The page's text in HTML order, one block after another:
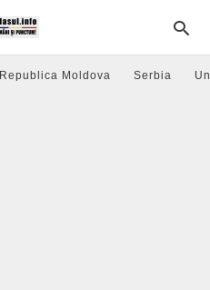
Republica Moldova Serbia